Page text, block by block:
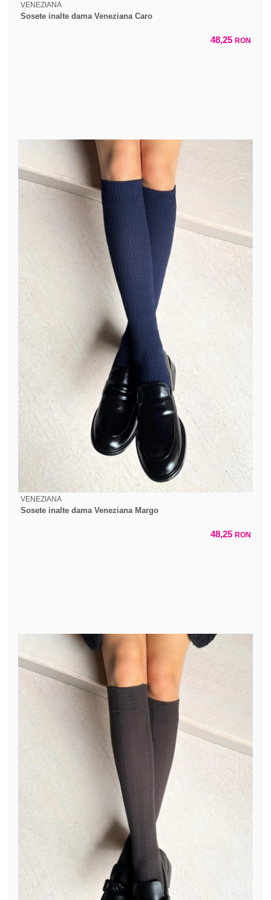
VENEZIANA
Sosete inalte dama Veneziana Caro
48,25 RON
VENEZIANA
Sosete inalte dama Veneziana Margo
48,25 RON